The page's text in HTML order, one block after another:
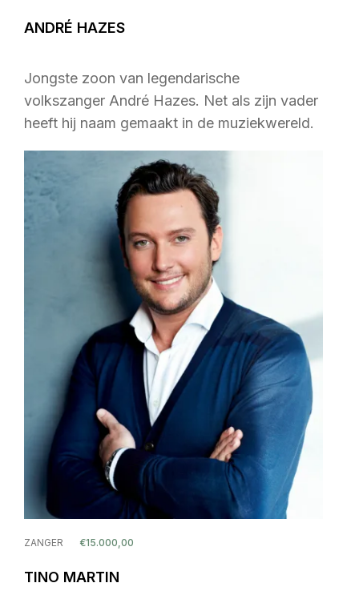
ANDRÉ HAZES
Jongste zoon van legendarische
volkszanger André Hazes. Net als zijn vader
heeft hij naam gemaakt in de muziekwereld.
ZANGER €15.000,00
TINO MARTIN